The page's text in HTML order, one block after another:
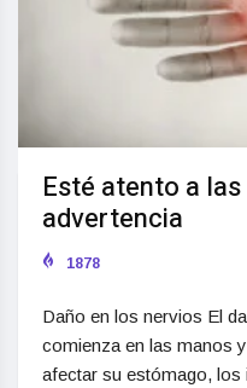
Esté atento a
advertencia
1878
Daño en los nervios El
comienza en las manos
afectar su estómago, los